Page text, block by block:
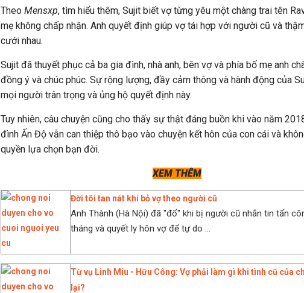
Theo Mensxp, tìm hiểu thêm, Sujit biết vợ từng yêu một chàng trai tên
mẹ không chấp nhận. Anh quyết định giúp vợ tái hợp với người cũ và
cưới nhau.
Sujit đã thuyết phục cả ba gia đình, nhà anh, bên vợ và phía bố mẹ anh
đồng ý và chúc phúc. Sự rộng lượng, đầy cảm thông và hành động của
mọi người trân trọng và ủng hộ quyết định này.
Tuy nhiên, câu chuyện cũng cho thấy sự thật đáng buồn khi vào năm
đình Ấn Độ vẫn can thiệp thô bạo vào chuyện kết hôn của con cái và
quyền lựa chọn bạn đời.
XEM THÊM
Đời tôi tan nát khi bỏ vợ theo người cũ
Anh Thành (Hà Nội) đã "đổ" khi bị người cũ nhắn tin tấn
tháng và quyết ly hôn vợ để tự do ...
Từ vụ Linh Miu - Hữu Công: Vợ phải làm gì khi tình cũ của
lại?